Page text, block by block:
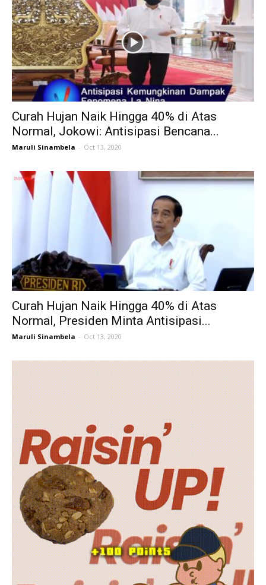
Curah Hujan Naik Hingga 40% di Atas
Normal, Jokowi: Antisipasi Bencana...
Maruli Sinambela - Oct 13, 2020
Curah Hujan Naik Hingga 40% di Atas
Normal, Presiden Minta Antisipasi...
Maruli Sinambela - Oct 13, 2020